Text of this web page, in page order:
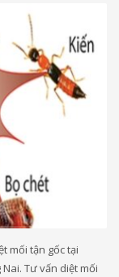
mối tận gốc tại
Tư vấn diệt mối